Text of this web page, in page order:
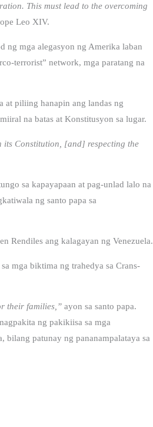
This must lead to the overcoming
Leo XIV.
ng mga alegasyon ng Amerika laban
terrorist” network, mga paratang na
at piliing hanapin ang landas ng
na batas at Konstitusyon sa lugar.
its Constitution, [and] respecting the
sa kapayapaan at pag-unlad lalo na
ng santo papa sa
Rendiles ang kalagayan ng Venezuela.
mga biktima ng trahedya sa Crans-
their families,” ayon sa santo papa.
ng pakikiisa sa mga
bilang patunay ng pananampalataya sa